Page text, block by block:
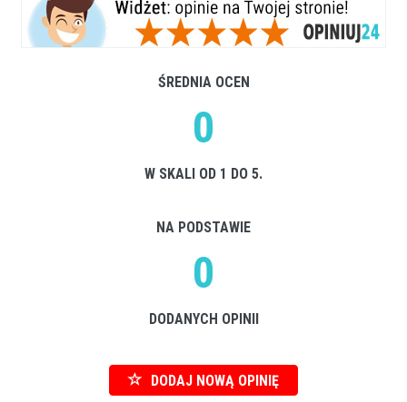
ŚREDNIA OCEN
0
W SKALI OD 1 DO 5.
NA PODSTAWIE
0
DODANYCH OPINII
DODAJ NOWĄ OPINIĘ